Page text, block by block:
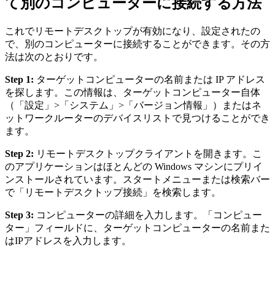
これでリモートデスクトップが有効になり、設定されたの
で、別のコンピューターに接続することができます。その方
法は次のとおりです。
Step 1: ターゲットコンピューターの名前または IP アドレス
を探します。この情報は、ターゲットコンピューター自体
（「設定」>「システム」>「バージョン情報」）またはネ
ットワークルーターのデバイスリストで見つけることができ
ます。
Step 2: リモートデスクトップクライアントを開きます。こ
のアプリケーションはほとんどの Windows マシンにプリイ
ンストールされています。スタートメニューまたは検索バー
で「リモートデスクトップ接続」を検索します。
Step 3: コンピューターの詳細を入力します。「コンピュー
ター」フィールドに、ターゲットコンピューターの名前また
はIPアドレスを入力します。